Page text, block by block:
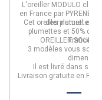
L'oreiller MODULO
en Francepar PYRENEX
des plumettes et
Cet oreiller naturel est
plumettes et 50%
France
OREILLER
3 modèles vous sont
Il est livré dans son
Livraison gratuite en